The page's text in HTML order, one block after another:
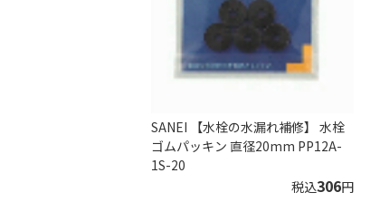
SANEI 【水栓の水漏れ補修】 水栓
ゴムパッキン 直径20mm PP12A-
1S-20
税込306円